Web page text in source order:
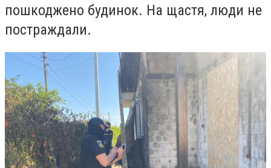
пошкоджено будинок. На щастя, люди не
постраждали.